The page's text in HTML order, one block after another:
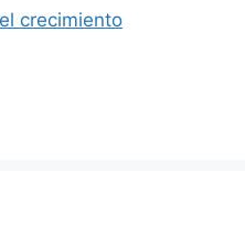
crecimiento